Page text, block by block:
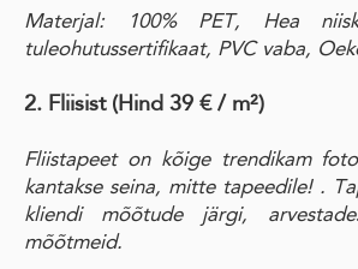
Materjal: 100% PET, Hea
tuleohutussertifikaat, PVC vaba,
2. Fliisist (Hind 39 € / m²)
Fliistapeet on kõige trendikam
kantakse seina, mitte tapeedile! .
kliendi mõõtude järgi,
mõõtmeid.